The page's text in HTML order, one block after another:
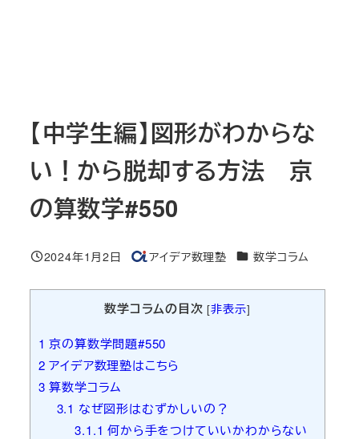
【中学生編】図形がわからな
い！から脱却する方法 京
の算数学#550
投稿日
2024年1月2日
著
アイデア数理塾 カテゴリー
数学コラム
数学コラムの目次 [非表示]
1 京の算数学問題#550
2 アイデア数理塾はこちら
3 算数学コラム
3.1 なぜ図形はむずかしいの？
3.1.1 何から手をつけていいかわからない